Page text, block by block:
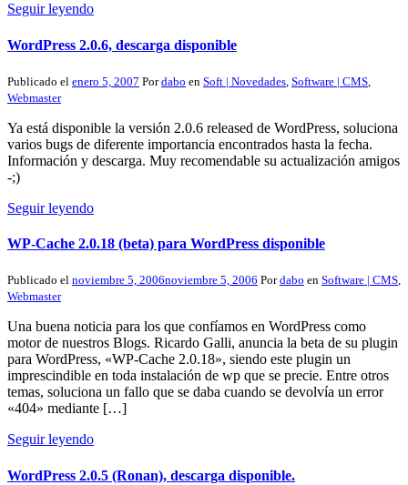
Seguir leyendo
WordPress 2.0.6, descarga disponible
Publicado el enero 5, 2007 Pordabo en Soft | Novedades Software | CMS
Webmaster
Ya está disponible la versión 2.0.6 released de WordPress, soluciona
varios bugs de diferente importancia encontrados hasta la fecha.
Información y descarga. Muy recomendable su actualización amigos
-;)
Seguir leyendo
WP-Cache 2.0.18 (beta) para WordPress disponible
Publicado el noviembre 5, 2006noviembre 5, 2006 Pordabo en Software | CMS,
Webmaster
Una buena noticia para los que confíamos en WordPress como
motor de nuestros Blogs. Ricardo Galli, anuncia la beta de su plugin
para WordPress, «WP-Cache 2.0.18», siendo este plugin un
imprescindible en toda instalación de wp que se precie. Entre otros
temas, soluciona un fallo que se daba cuando se devolvía un error
«404» mediante […]
Seguir leyendo
WordPress 2.0.5 (Ronan), descarga disponible.